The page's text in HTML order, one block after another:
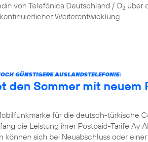
von Telefónica Deutschland / O2 über
Weiterentwicklung.
GÜNSTIGERE AUSLANDSTELEFONIE:
den Sommer mit neuem
für die deutsch-türkische
die Leistung ihrer Postpaid-Tarife Ay
können sich bei Neuabschluss oder